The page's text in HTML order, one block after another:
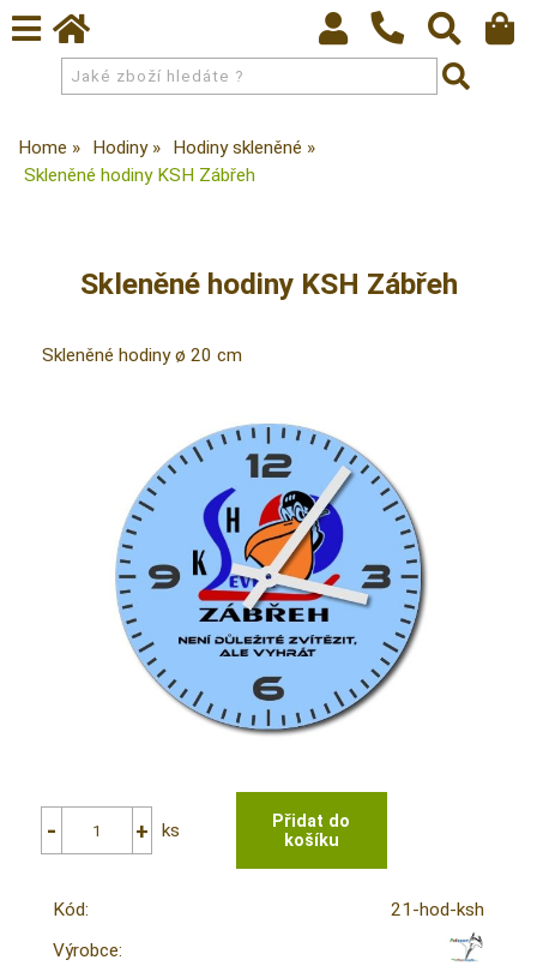
Home Hodiny
Hodiny skleněné
Skleněné hodiny KSH Zábřeh
Skleněné hodiny KSH Zábřeh
Skleněné hodiny ø 20 cm
ks
Kód:
21-hod-ksh
Výrobce: